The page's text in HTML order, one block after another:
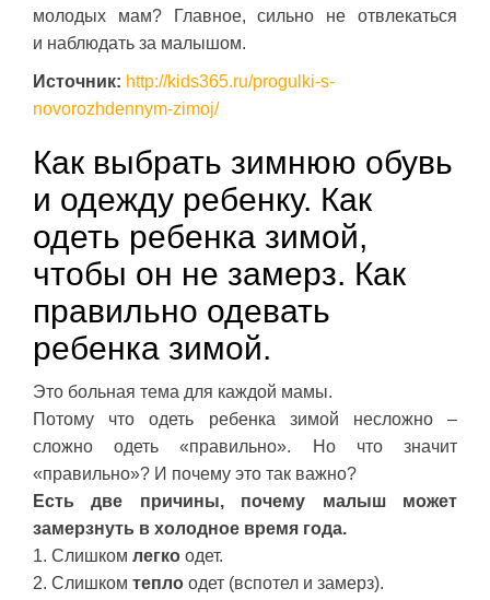
молодых мам? Главное, сильно не отвлекаться
и наблюдать за малышом.
Источник: http://kids365.ru/progulki-s-
novorozhdennym-zimoj/
Как выбрать зимнюю обувь
и одежду ребенку. Как
одеть ребенка зимой,
чтобы он не замерз. Как
правильно одевать
ребенка зимой.
Это больная тема для каждой мамы.
Потому что одеть ребенка зимой несложно –
сложно одеть «правильно». Но что значит
«правильно»? И почему это так важно?
Есть две причины, почему малыш может
замерзнуть в холодное время года.
1. Слишком легко одет.
2. Слишком тепло одет (вспотел и замерз).